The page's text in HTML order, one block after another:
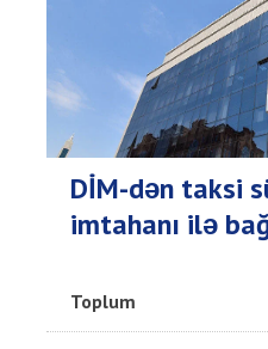
DİM-dən taksi
imtahanı ilə
Toplum